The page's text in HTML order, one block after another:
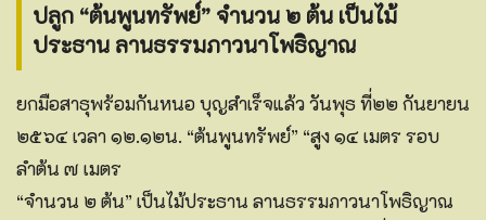
ปลูก “ต้นพูนทรัพย์” จำนวน ๒ ต้น เป็นไม้
ประธาน ลานธรรมภาวนาโพธิญาณ
ยกมือสาธุพร้อมกันหนอ บุญสำเร็จแล้ว วันพุธ ที่๒๒ กันยายน
๒๕๖๔ เวลา ๑๒.๑๒น. “ต้นพูนทรัพย์” “สูง ๑๔ เมตร รอบ
ลำต้น ๗ เมตร
“จำนวน ๒ ต้น” เป็นไม้ประธาน ลานธรรมภาวนาโพธิญาณ